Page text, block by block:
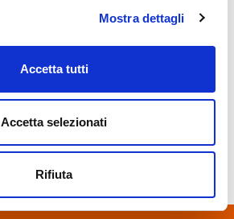
Mostra dettagli
Accetta tutti
Accetta selezionati
Rifiuta
ATLETICA